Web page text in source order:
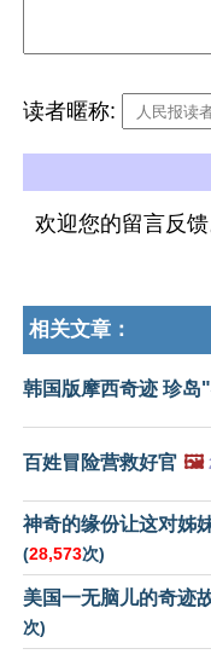
读者暱称:
欢迎您的留言反馈
相关文章：
韩国版摩西奇迹 珍岛
百姓冒险营救好官 🖼️
神奇的缘份让这对姊
(28,573次)
美国一无脑儿的奇迹
次)